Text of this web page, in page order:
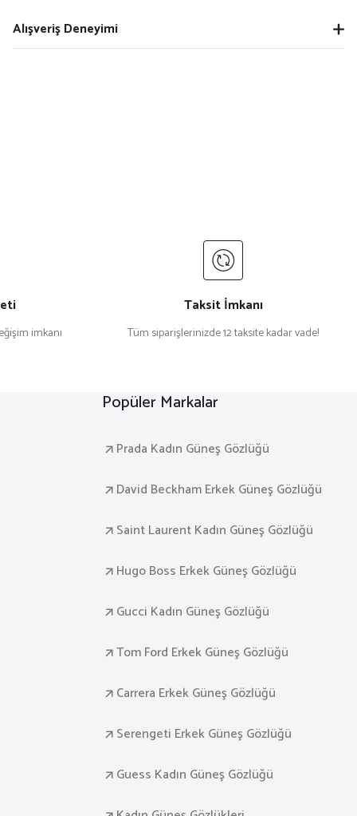
Alışveriş Deneyimi
imkanı
Taksit İmkanı
Tüm siparişlerinizde 12 taksite kadar vade!
Popüler Markalar
Prada Kadın Güneş Gözlüğü
David Beckham Erkek Güneş Gözlüğü
Saint Laurent Kadın Güneş Gözlüğü
Hugo Boss Erkek Güneş Gözlüğü
Gucci Kadın Güneş Gözlüğü
Tom Ford Erkek Güneş Gözlüğü
Carrera Erkek Güneş Gözlüğü
Serengeti Erkek Güneş Gözlüğü
Guess Kadın Güneş Gözlüğü